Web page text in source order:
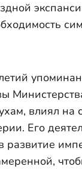
влиял
Его